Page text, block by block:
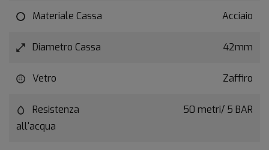
Materiale Cassa Acciaio
Diametro Cassa 42mm
Vetro Zaffiro
Resistenza
all'acqua
50 metri/ 5 BAR